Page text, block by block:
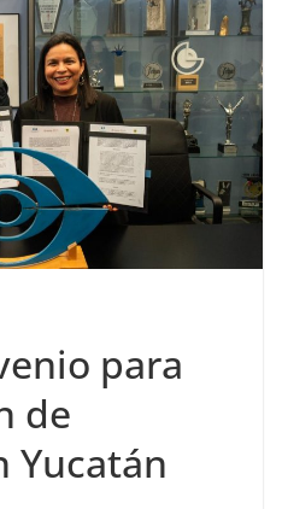
para
de
Yucatán